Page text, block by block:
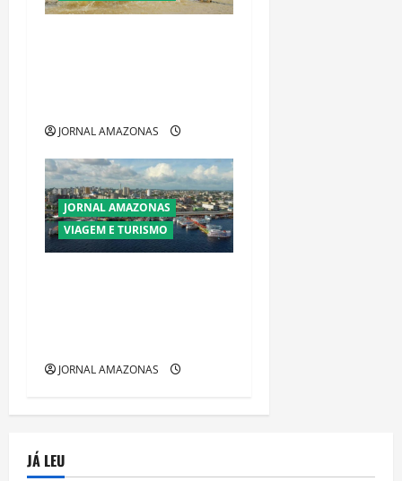
JORNAL AMAZONAS
JORNAL AMAZONAS
VIAGEM E TURISMO
JORNAL AMAZONAS
JÁ LEU